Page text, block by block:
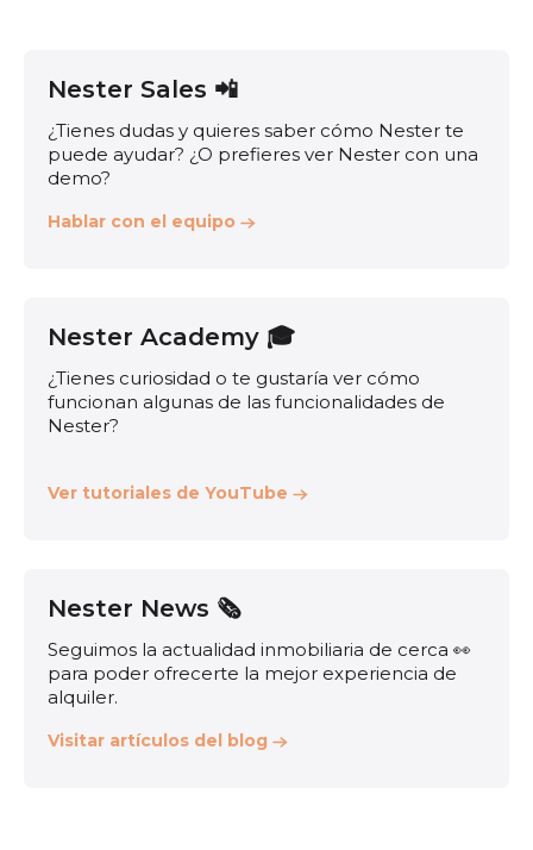
Nester Sales 📲
¿Tienes dudas y quieres saber cómo Nester te
puede ayudar? ¿O prefieres ver Nester con una
demo?
Hablar con el equipo
Nester Academy 🎓
¿Tienes curiosidad o te gustaría ver cómo
funcionan algunas de las funcionalidades de
Nester?
Ver tutoriales de YouTube
Nester News 🗞️
Seguimos la actualidad inmobiliaria de cerca 👀
para poder ofrecerte la mejor experiencia de
alquiler.
Visitar artículos del blog